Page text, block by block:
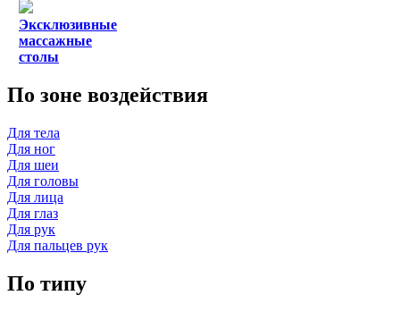
Эксклюзивные
массажные
столы
По зоне воздействия
Для тела
Для ног
Для шеи
Для головы
Для лица
Для глаз
Для рук
Для пальцев рук
По типу